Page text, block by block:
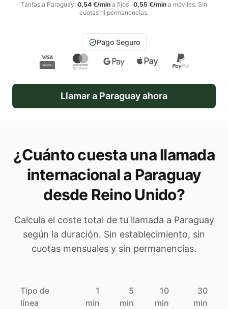
Tarifas a Paraguay: 0,54 €/min a fijos · 0,55 €/min a móviles. Sin
cuotas ni permanencias.
Pago Seguro
Llamar a Paraguayahora
¿Cuánto cuesta una llamada
internacional a Paraguay
desde Reino Unido?
Calcula el coste total de tu llamada a Paraguay
según la duración. Sin establecimiento, sin
cuotas mensuales y sin permanencias.
Tipo de
línea
1
min
5
min
10
min
30
min